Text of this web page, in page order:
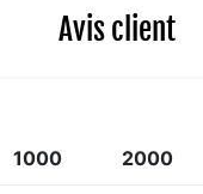
Avis client
1000 2000